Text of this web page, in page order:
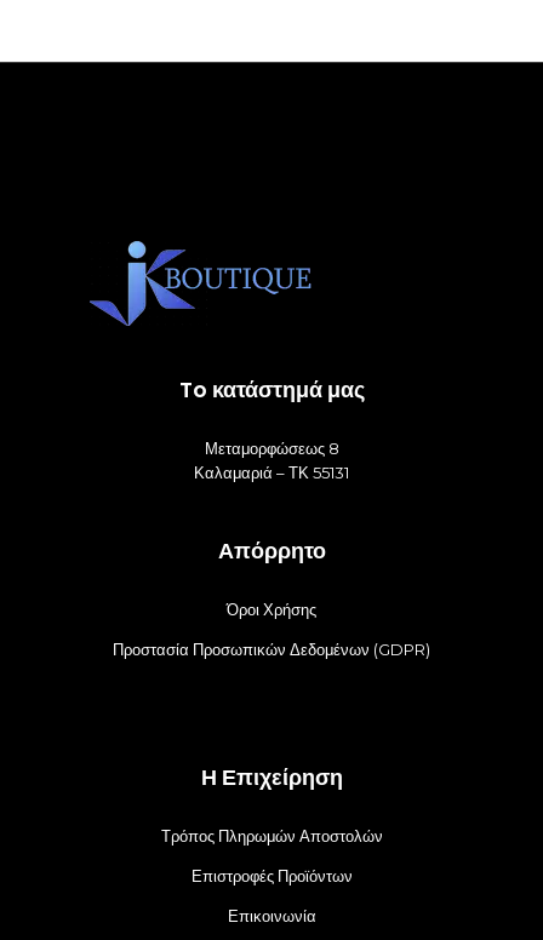
To κατάστημά μας
Μεταμορφώσεως 8
Καλαμαριά – ΤΚ 55131
Απόρρητο
Όροι Χρήσης
Προστασία Προσωπικών Δεδομένων (GDPR)
Η Επιχείρηση
Τρόπος Πληρωμών Αποστολών
Επιστροφές Προϊόντων
Επικοινωνία